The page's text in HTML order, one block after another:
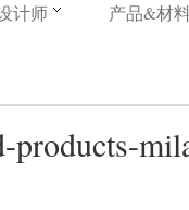
计师 产品&材
products-